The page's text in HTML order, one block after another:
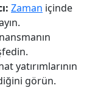
Zaman içinde
yatırımlarının
görün.